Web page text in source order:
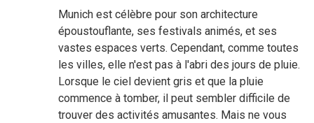
Munich est célèbre pour son architecture
époustouflante, ses festivals animés, et ses
vastes espaces verts. Cependant, comme toutes
les villes, elle n'est pas à l'abri des jours de pluie.
Lorsque le ciel devient gris et que la pluie
commence à tomber, il peut sembler difficile de
trouver des activités amusantes. Mais ne vous